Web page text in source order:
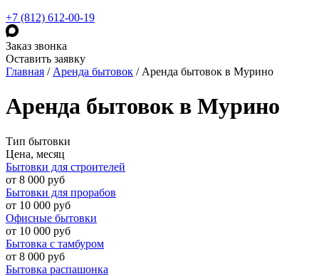
+7 (812) 612-00-19
Заказ звонка
Оставить заявку
Главная / Аренда бытовок / Аренда бытовок в Мурино
Аренда бытовок в Мурино
Тип бытовки
Цена, месяц
Бытовки для строителей
от 8 000 руб
Бытовки для прорабов
от 10 000 руб
Офисные бытовки
от 10 000 руб
Бытовка с тамбуром
от 8 000 руб
Бытовка распашонка